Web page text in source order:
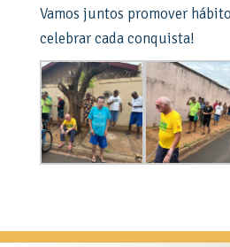
Vamos juntos promover
celebrar cada conquista!